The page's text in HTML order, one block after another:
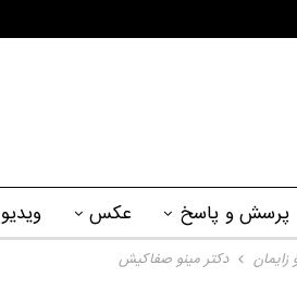
پرسش و پاسخ عکس ویدیو
زایمان دکتر مینو صفاکیش